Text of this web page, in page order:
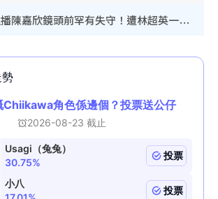
TVB新聞主播陳嘉欣鏡頭前罕有失守！遭林超英一句說話突襲嚇親當場大笑